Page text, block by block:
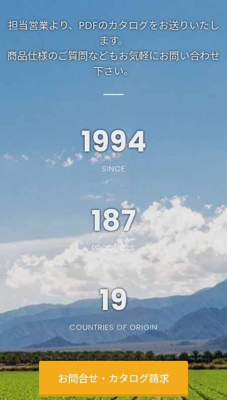
担当営業より、PDFのカタログをお送りいたし
ます。
商品仕様のご質問などもお気軽にお問い合わせ
下さい。
1994
SINCE
187
PRODUCTS
19
COUNTRIES OF ORIGIN
お問合せ・カタログ請求